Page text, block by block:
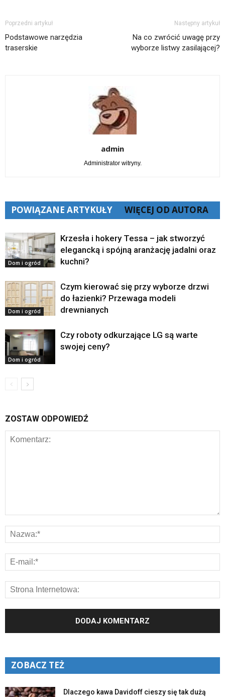
Poprzedni artykuł
Podstawowe narzędzia
traserskie
Następny artykuł
Na co zwrócić uwagę przy
wyborze listwy zasilającej?
admin
Administrator witryny.
POWIĄZANE ARTYKUŁY WIĘCEJ OD AUTORA
Dom i ogród
Krzesła i hokery Tessa – jak stworzyć
elegancką i spójną aranżację jadalni oraz
kuchni?
Dom i ogród
Czym kierować się przy wyborze drzwi
do łazienki? Przewaga modeli
drewnianych
Dom i ogród
Czy roboty odkurzające LG są warte
swojej ceny?
ZOSTAW ODPOWIEDŹ
ZOBACZ TEŻ
Dlaczego kawa Davidoff cieszy się tak dużą